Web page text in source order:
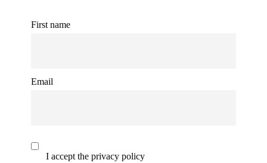
First name
Email
I accept the privacy policy